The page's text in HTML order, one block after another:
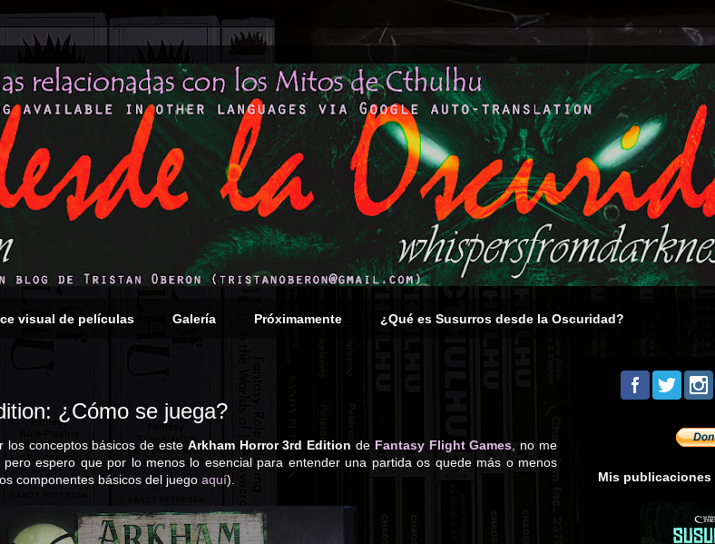
visual de películas Galería Próximamente ¿Qué es Susurros desde la Oscuridad?
¿Cómo se juega?
los conceptos básicos de este Arkham Horror 3rd Edition de Fantasy Flight Games , no me
espero que por lo menos lo esencial para entender una partida os quede más o menos
componentes básicos del juego aquí). Mis publicaciones